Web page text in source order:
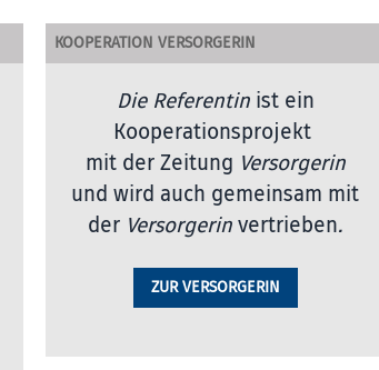
KOOPERATION VERSORGERIN
Die Referentinist ein
Kooperationsprojekt
mit der Zeitung Versorgerin
und wird auch gemeinsam mit
der Versorgerin vertrieben.
ZUR VERSORGERIN